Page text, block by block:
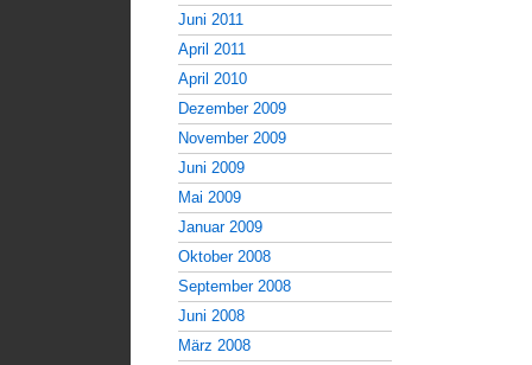
Juni 2011
April 2011
April 2010
Dezember 2009
November 2009
Juni 2009
Mai 2009
Januar 2009
Oktober 2008
September 2008
Juni 2008
März 2008